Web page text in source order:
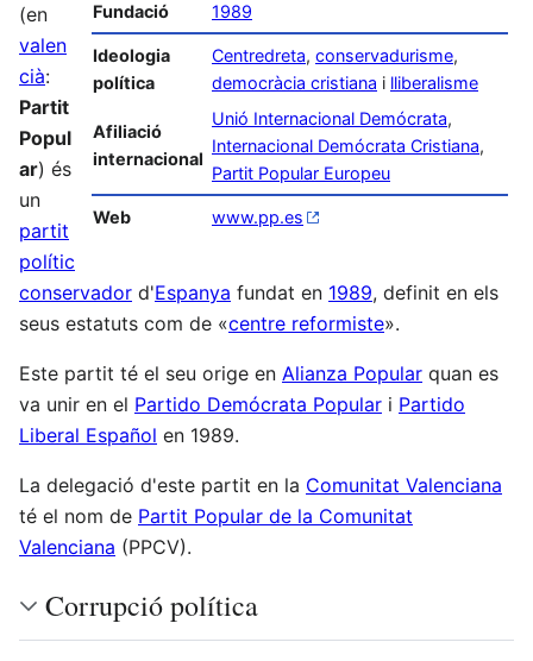
Fundació 1989
Ideologia
política
Centredreta, conservadurisme,
democràcia cristiana i lliberalisme
Afiliació
internacional
Unió Internacional Demócrata,
Internacional Demócrata Cristiana,
Partit Popular Europeu
Web www.pp.es
(en
valen
cià:
Partit
Popul
ar) és
un
partit
polític
conservador d'Espanya fundat en 1989, definit en els
seus estatuts com de «centre reformiste».
Este partit té el seu orige en Alianza Popular quan es
va unir en el Partido Demócrata Popular i Partido
Liberal Español en 1989.
La delegació d'este partit en la Comunitat Valenciana
té el nom de Partit Popular de la Comunitat
Valenciana (PPCV).
Corrupció política